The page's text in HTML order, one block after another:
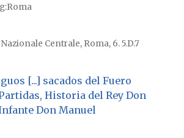
Roma
Centrale, Roma, 6. 5.D.7
[...] sacados del Fuero
Historia del Rey Don
Don Manuel